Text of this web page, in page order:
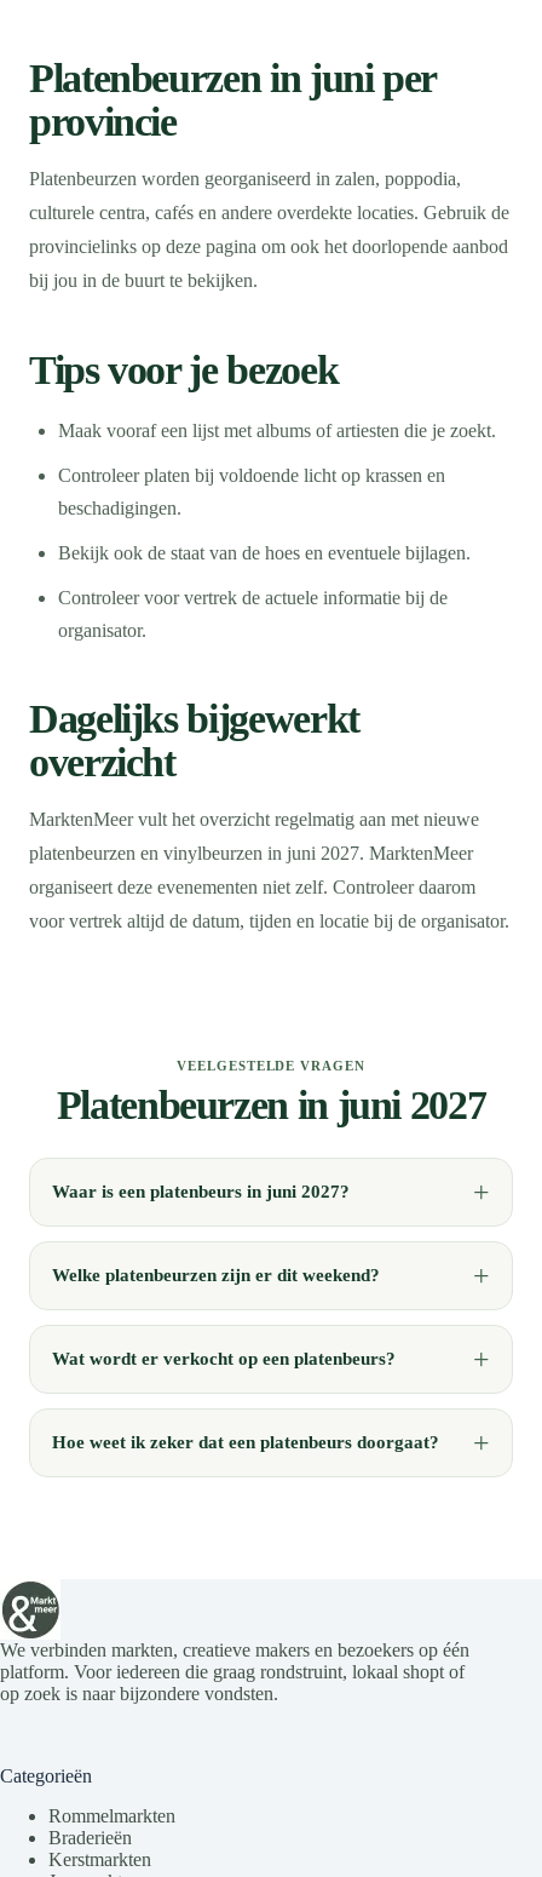
Platenbeurzen in juni per
provincie
Platenbeurzen worden georganiseerd in zalen, poppodia,
culturele centra, cafés en andere overdekte locaties. Gebruik de
provincielinks op deze pagina om ook het doorlopende aanbod
bij jou in de buurt te bekijken.
Tips voor je bezoek
Maak vooraf een lijst met albums of artiesten die je zoekt.
Controleer platen bij voldoende licht op krassen en
beschadigingen.
Bekijk ook de staat van de hoes en eventuele bijlagen.
Controleer voor vertrek de actuele informatie bij de
organisator.
Dagelijks bijgewerkt
overzicht
MarktenMeer vult het overzicht regelmatig aan met nieuwe
platenbeurzen en vinylbeurzen in juni 2027. MarktenMeer
organiseert deze evenementen niet zelf. Controleer daarom
voor vertrek altijd de datum, tijden en locatie bij de organisator.
VEELGESTELDE VRAGEN
Platenbeurzen in juni 2027
Waar is een platenbeurs in juni 2027?
Welke platenbeurzen zijn er dit weekend?
Wat wordt er verkocht op een platenbeurs?
Hoe weet ik zeker dat een platenbeurs doorgaat?
We verbinden markten, creatieve makers en bezoekers op één
platform. Voor iedereen die graag rondstruint, lokaal shopt of
op zoek is naar bijzondere vondsten.
Categorieën
Rommelmarkten
Braderieën
Kerstmarkten